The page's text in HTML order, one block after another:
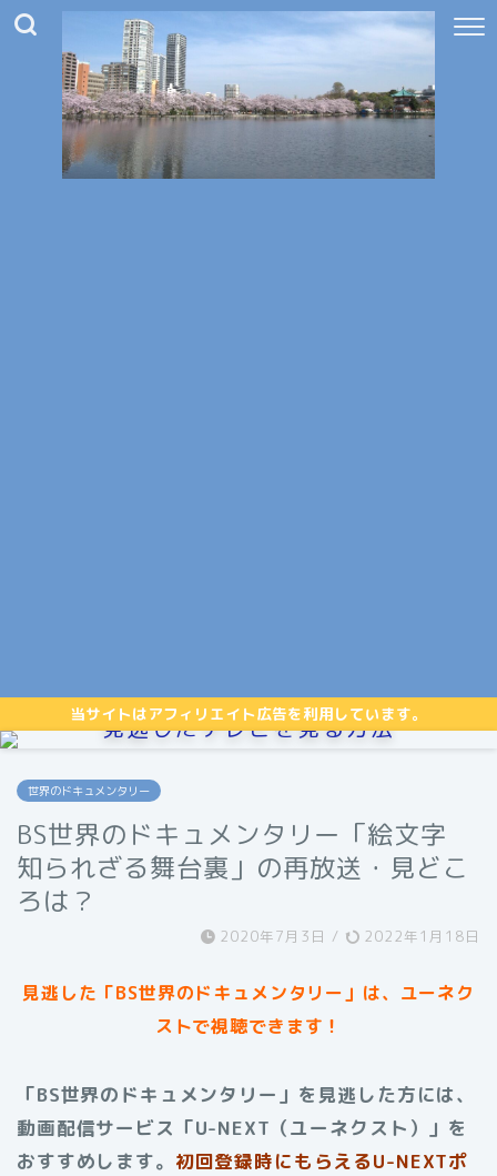
当サイトはアフィリエイト広告を利用しています。
見逃したテレビを見る方法
世界のドキュメンタリー
BS世界のドキュメンタリー「絵文字
知られざる舞台裏」の再放送・見どこ
ろは？
2020年7月3日 / 2022年1月18日
見逃した「BS世界のドキュメンタリー」は、ユーネク
ストで視聴できます！
「BS世界のドキュメンタリー」を見逃した方には、
動画配信サービス「U-NEXT（ユーネクスト）」を
おすすめします。 初回登録時にもらえるU-NEXTポ